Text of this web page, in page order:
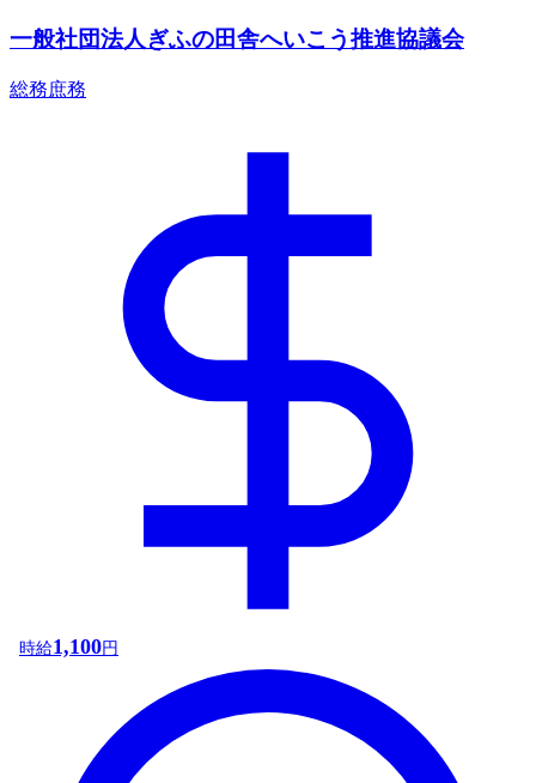
一般社団法人ぎふの田舎へいこう推進協議会
総務庶務
時給1,100円